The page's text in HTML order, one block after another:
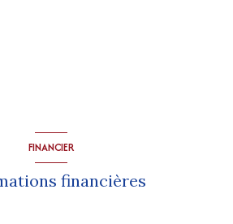
FINANCIER
financières